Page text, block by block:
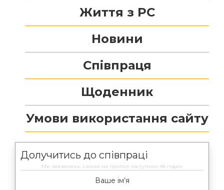
Життя з РС
Новини
Співпраця
Щоденник
Умови використання сайту
Долучитись до співпраці
Ми звяжемось з вами на протязі наступних 48 годин
Ваше ім’я